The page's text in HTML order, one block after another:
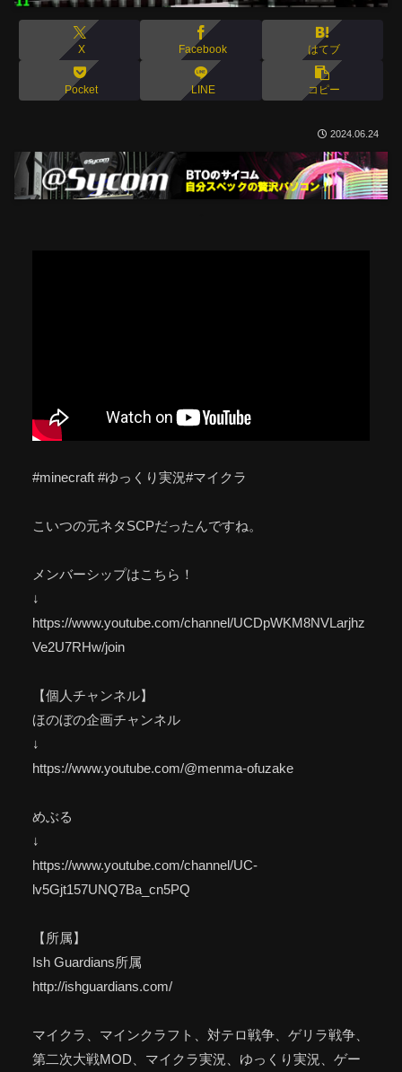
X Facebook はてブ
Pocket LINE コピー
2024.06.24
#minecraft #ゆっくり実況#マイクラ
こいつの元ネタSCPだったんですね。
メンバーシップはこちら！
↓
https://www.youtube.com/channel/UCDpWKM8NVLarjhz
Ve2U7RHw/join
【個人チャンネル】
ほのぼの企画チャンネル
↓
https://www.youtube.com/@menma-ofuzake
めぶる
↓
https://www.youtube.com/channel/UC-
lv5Gjt157UNQ7Ba_cn5PQ
【所属】
Ish Guardians所属
http://ishguardians.com/
マイクラ、マインクラフト、対テロ戦争、ゲリラ戦争、
第二次大戦MOD、マイクラ実況、ゆっくり実況、ゲー